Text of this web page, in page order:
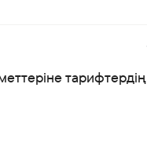
тарифтердің